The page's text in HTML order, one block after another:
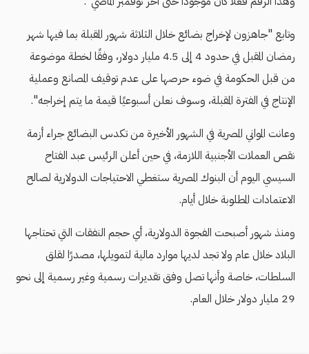
وتابع "جاهزون لإخراج بضائع خلال الثلاثة شهور المقبلة بما فيها شهر
رمضان المقبل في حدود 4 إلى 4.5 مليار دولار، وفقًا لخطة موضوعة
من قبل الحكومة في ضوء حرصها على عدم توقيف المصانع وعملية
الإنتاج في الفترة المقبلة، وسوف نعلن أسبوعيًا قيمة ما يتم إخراجه".
وعانت المواني المصرية في الشهور اﻷخيرة من تكدس البضائع جراء أزمة
نقص العملات الأجنبية اللازمة، في حين أعلن الرئيس عبد الفتاح
السيسي اليوم أن البنوك المصرية ستغطي الاحتياجات الدولارية لصالح
الاعتمادات المطلوبة خلال أيام.
ومنذ شهور أصبحت الفجوة الدولارية، أي حجم النفقات التي تحتاجها
البلاد خلال عام ولا تجد لديها موارد مالية لتمويلها، مصدرًا لقلق
السلطات، خاصة وأنها تصل وفق تقديرات رسمية وغير رسمية إلى نحو
29 مليار دولار خلال العام.